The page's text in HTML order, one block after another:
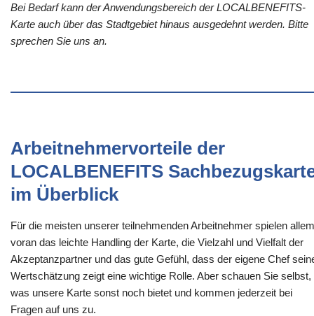
Bei Bedarf kann der Anwendungsbereich der LOCALBENEFITS-
Karte auch über das Stadtgebiet hinaus ausgedehnt werden. Bitte
sprechen Sie uns an.
Arbeitnehmervorteile der
LOCALBENEFITS
im Überblick
Für die meisten unserer teilnehmenden Arbeitnehmer spielen allem
voran das leichte Handling der Karte, die Vielzahl und Vielfalt der
Akzeptanzpartner und das gute Gefühl, dass der eigene Chef
Wertschätzung zeigt eine wichtige Rolle. Aber schauen Sie selbst,
was unsere Karte sonst noch bietet und kommen jederzeit bei
Fragen auf uns zu.